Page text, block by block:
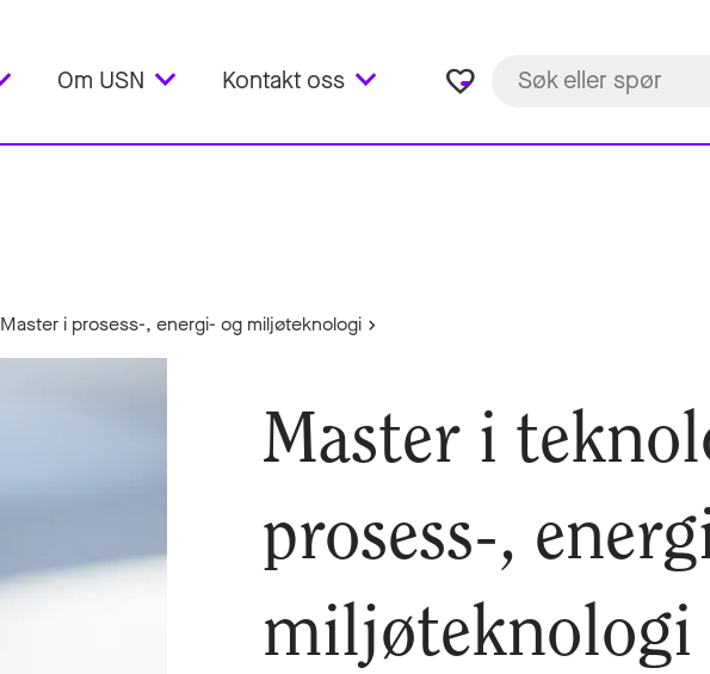
Om USN Kontakt oss favorite_border
Master i prosess-, energi- og miljøteknologi
Master i
prosess-,
miljøteknologi